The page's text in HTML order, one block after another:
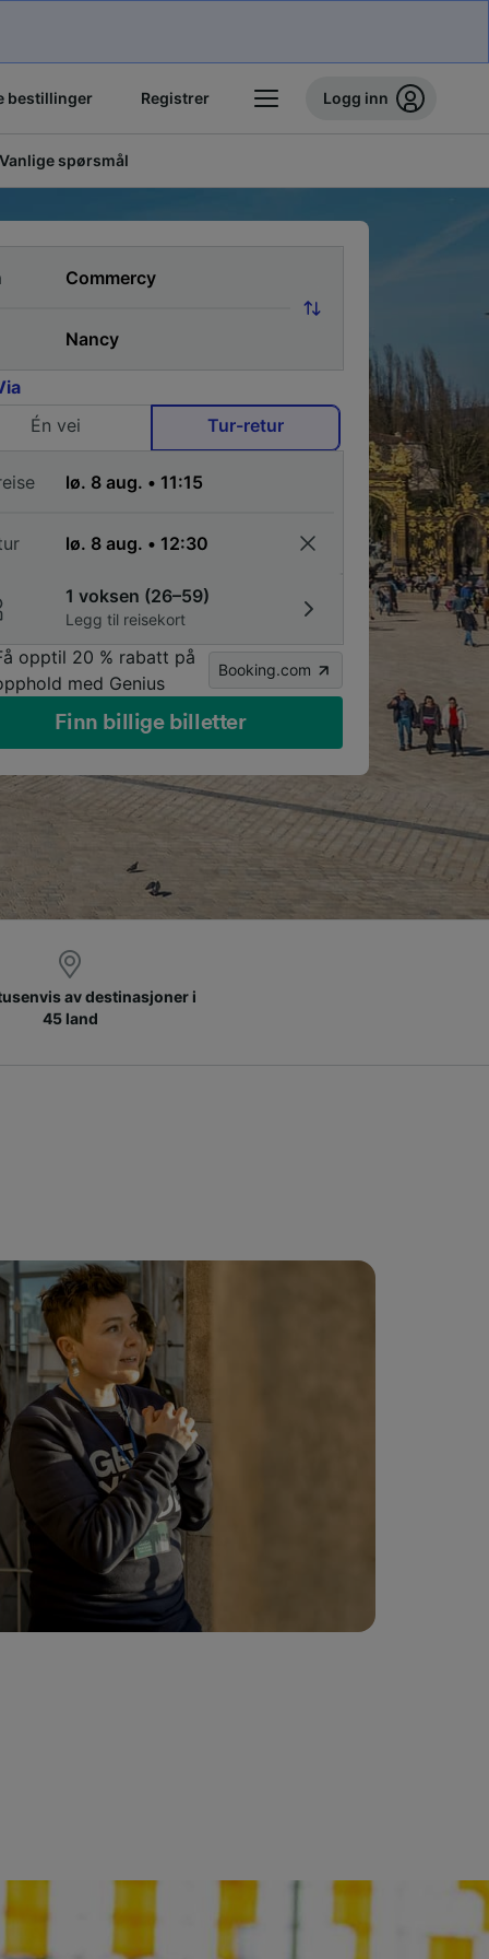
bestillinger Registrer Logg inn
Vanlige spørsmål
Én vei
Tur-retur
1 voksen (26–59)
Legg til reisekort
opptil 20 % rabatt på
med Genius
Booking.com
Finn billige billetter
av destinasjoner i
45 land